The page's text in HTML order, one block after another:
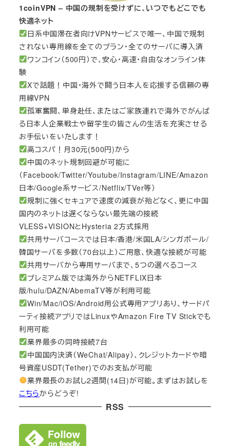
1coinVPN – 中国の規制を受けずに、いつでもどこでも
快適ネット
日系中国滞在者向けVPNサービスで唯一、中国で規制
されない専用線を全てのプラン・全てのサーバに導入済
ワンコイン（500円）で、安心・高速・自由なオンライン体
験
Xで話題！中国・海外で闘う日本人を応援する信頼の専
用線VPN
孤軍奮闘、単身赴任、またはご家族連れで海外でがんば
る日本人企業戦士や留学生の皆さんの生活を充実させる
お手伝いをいたします！
高コスパ！月30元(500円)から
中国のネット規制回避が可能に
（Facebook/Twitter/Youtube/Instagram/LINE/Amazon
日本/Google系サービス/Netflix/TVer等）
規制に強くセキュアで速度の減衰が殆どなく、更に中国
国内のネットは遅くならない最先端の接続
VLESS+VISIONとHysteria 2方式採用
共用サーバコースでは日本/香港/米国LA/シンガポール/
韓国サーバを多数（70台以上）ご用意、快適な接続が可能
共用サーバから専用サーバまで、5つの選べるコース
プレミアム版では海外からNETFLIX日本
版/hulu/DAZN/AbemaTV等が利用可能
Win/Mac/iOS/Android用公式専用アプリあり、サードパ
ーティ接続アプリではLinuxやAmazon Fire TV Stickでも
利用可能
業界最多の同時接続7台
中国国内決済（WeChat/Alipay）、クレジットカードや暗
号資産USDT(Tether)でのお支払が可能
業界最長のお試し2週間(14日)が可能。まずはお試しを
こちらからどうぞ!
RSS